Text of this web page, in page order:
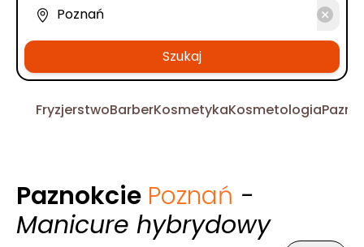
Szukaj
FryzjerstwoBarberKosmetykaKosmetologia
Paznokcie Poznań -
Manicure hybrydowy